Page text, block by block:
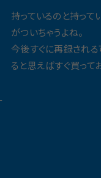
持っているのと持っ
がついちゃうよね。
今後すぐに再録され
ると思えばすぐ買って